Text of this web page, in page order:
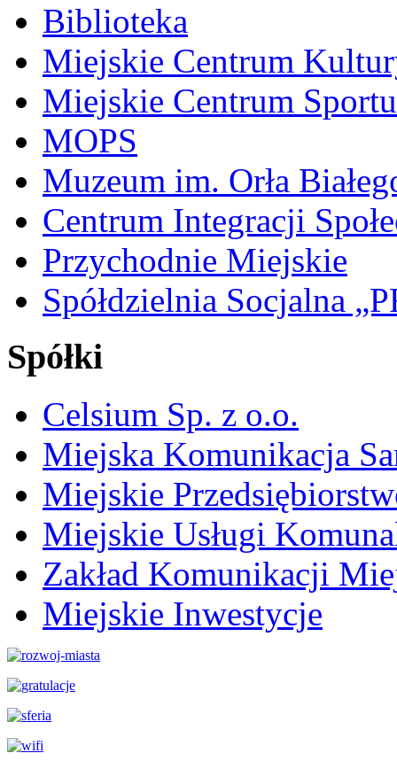
Biblioteka
Miejskie Centrum
Miejskie Centrum
MOPS
Muzeum im. Orła
Centrum Integracji
Przychodnie Miejskie
Spółdzielnia Socjalna
Spółki
Celsium Sp. z o.o.
Miejska Komunikacja
Miejskie
Miejskie Usługi
Zakład Komunikacji
Miejskie Inwestycje